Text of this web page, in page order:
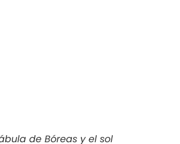
de Bóreas y el sol